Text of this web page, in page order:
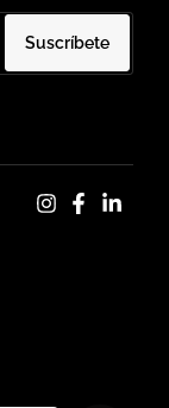
Suscríbete